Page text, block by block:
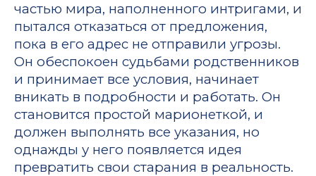
частью мира, наполненного интригами, и
пытался отказаться от предложения,
пока в его адрес не отправили угрозы.
Он обеспокоен судьбами родственников
и принимает все условия, начинает
вникать в подробности и работать. Он
становится простой марионеткой, и
должен выполнять все указания, но
однажды у него появляется идея
превратить свои старания в реальность.